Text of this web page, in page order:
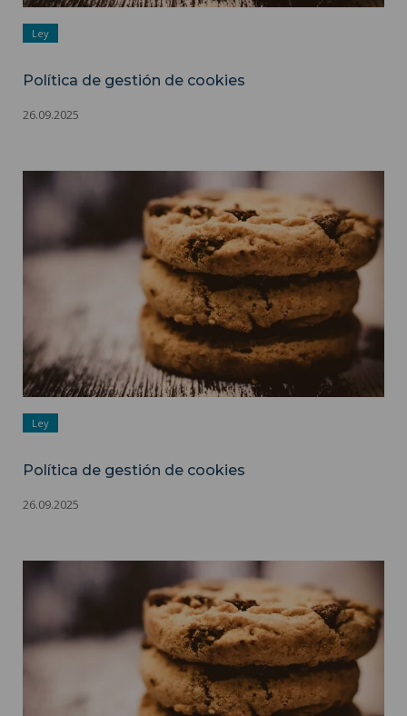
Ley
Política de gestión de cookies
26.09.2025
Ley
Política de gestión de cookies
26.09.2025